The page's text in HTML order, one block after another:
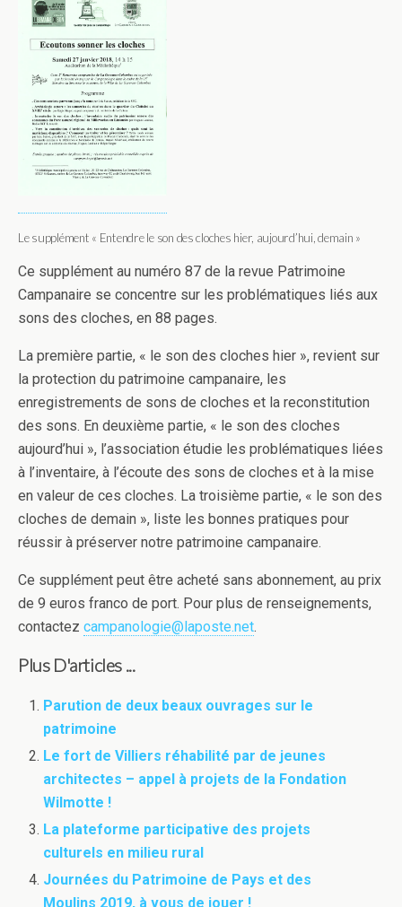
Le supplément « Entendre le son des cloches hier, aujourd’hui, demain »
Ce supplément au numéro 87 de la revue Patrimoine
Campanaire se concentre sur les problématiques liés aux
sons des cloches, en 88 pages.
La première partie, « le son des cloches hier », revient sur
la protection du patrimoine campanaire, les
enregistrements de sons de cloches et la reconstitution
des sons. En deuxième partie, « le son des cloches
aujourd’hui », l’association étudie les problématiques liées
à l’inventaire, à l’écoute des sons de cloches et à la mise
en valeur de ces cloches. La troisième partie, « le son des
cloches de demain », liste les bonnes pratiques pour
réussir à préserver notre patrimoine campanaire.
Ce supplément peut être acheté sans abonnement, au prix
de 9 euros franco de port. Pour plus de renseignements,
contactez campanologie@laposte.net.
Plus D'articles ...
Parution de deux beaux ouvrages sur le
patrimoine
Le fort de Villiers réhabilité par de jeunes
architectes – appel à projets de la Fondation
Wilmotte !
La plateforme participative des projets
culturels en milieu rural
Journées du Patrimoine de Pays et des
Moulins 2019, à vous de jouer !